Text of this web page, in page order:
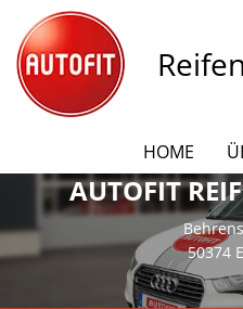
HOME
AUTOFIT
50374